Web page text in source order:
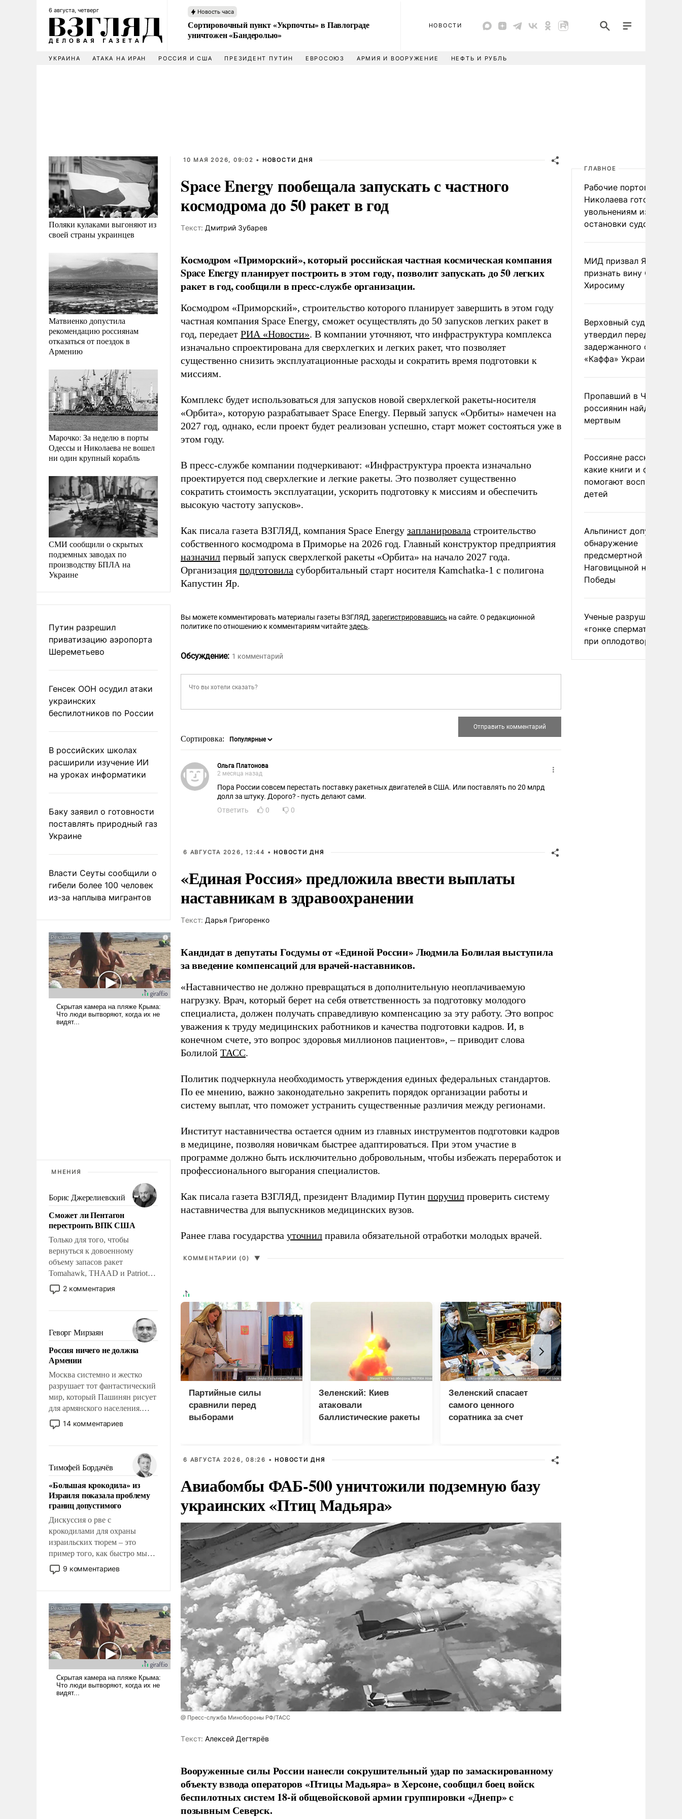
6 августа, четверг Новость часа
Сортировочный пункт «Укрпочты» в Павлограде
уничтожен «Бандеролью»
НОВОСТИ
УКРАИНА АТАКА НА ИРАН РОССИЯ И США ПРЕЗИДЕНТ ПУТИН ЕВРОСОЮЗ АРМИЯ И ВООРУЖЕНИЕ НЕФТЬ И РУБЛЬ
Поляки кулаками выгоняют из
своей страны украинцев
Матвиенко допустила
рекомендацию россиянам
отказаться от поездок в
Армению
Марочко: За неделю в порты
Одессы и Николаева не вошел
ни один крупный корабль
СМИ сообщили о скрытых
подземных заводах по
производству БПЛА на
Украине
Путин разрешил
приватизацию аэропорта
Шереметьево
Генсек ООН осудил атаки
украинских
беспилотников по России
В российских школах
расширили изучение ИИ
на уроках информатики
Баку заявил о готовности
поставлять природный газ
Украине
Власти Сеуты сообщили о
гибели более 100 человек
из-за наплыва мигрантов
МНЕНИЯ
Борис Джерелиевский
Сможет ли Пентагон
перестроить ВПК США
Только для того, чтобы
вернуться к довоенному
объему запасов ракет
Tomahawk, THAAD и Patriot
США потребуется более трех
лет. Даже небольшая война с
Сложившаяся ситуация
означает многолетний период
уязвимости США, например,
перед Китаем.
2 комментария
Геворг Мирзаян
Россия ничего не должна
Армении
Москва системно и жестко
разрушает тот фантастический
мир, который Пашинян рисует
для армянского населения.
Мир, где политические
прожекты будут безусловно
налогоплательщиков и где
Еревану за свои поступки не
нужно отвечать.
14 комментариев
Тимофей Бордачёв
«Большая крокодила» из
Израиля показала проблему
границ допустимого
Дискуссия о рве с
крокодилами для охраны
израильских тюрем – это
пример того, как быстро мы
двигаемся по пути
революционных изменений.
псевдонаучной фантастики,
стало всерьез обсуждаемой
идеей.
9 комментариев
10 МАЯ 2026, 09:02 • НОВОСТИ ДНЯ
Space Energy пообещала запускать с частного
космодрома до 50 ракет в год
Tекст: Дмитрий Зубарев
Космодром «Приморский», который российская частная космическая компания
Space Energy планирует построить в этом году, позволит запускать до 50 легких
ракет в год, сообщили в пресс-службе организации.
Космодром «Приморский», строительство которого планирует завершить в этом году
частная компания Space Energy, сможет осуществлять до 50 запусков легких ракет в
год, передает РИА «Новости». В компании уточняют, что инфраструктура комплекса
изначально спроектирована для сверхлегких и легких ракет, что позволяет
существенно снизить эксплуатационные расходы и сократить время подготовки к
миссиям.
Комплекс будет использоваться для запусков новой сверхлегкой ракеты-носителя
«Орбита», которую разрабатывает Space Energy. Первый запуск «Орбиты» намечен на
2027 год, однако, если проект будет реализован успешно, старт может состояться уже в
этом году.
В пресс-службе компании подчеркивают: «Инфраструктура проекта изначально
проектируется под сверхлегкие и легкие ракеты. Это позволяет существенно
сократить стоимость эксплуатации, ускорить подготовку к миссиям и обеспечить
высокую частоту запусков».
Как писала газета ВЗГЛЯД, компания Space Energy запланировала строительство
собственного космодрома в Приморье на 2026 год. Главный конструктор предприятия
назначил первый запуск сверхлегкой ракеты «Орбита» на начало 2027 года.
Организация подготовила суборбитальный старт носителя Kamchatka-1 с полигона
Капустин Яр.
Вы можете комментировать материалы газеты ВЗГЛЯД, зарегистрировавшись на сайте. О редакционной
политике по отношению к комментариям читайтездесь.
Обсуждение: 1 комментарий
Сортировка:
Ольга Платонова
2 месяца назад
Пора России совсем перестать поставку ракетных двигателей в США. Или поставлять по 20 млрд
долл за штуку. Дорого? - пусть делают сами.
Ответить
0 0
6 АВГУСТА 2026, 12:44 • НОВОСТИ ДНЯ
«Единая Россия» предложила ввести выплаты
наставникам в здравоохранении
Tекст: Дарья Григоренко
Кандидат в депутаты Госдумы от «Единой России» Людмила Болилая выступила
за введение компенсаций для врачей-наставников.
«Наставничество не должно превращаться в дополнительную неоплачиваемую
нагрузку. Врач, который берет на себя ответственность за подготовку молодого
специалиста, должен получать справедливую компенсацию за эту работу. Это вопрос
уважения к труду медицинских работников и качества подготовки кадров. И, в
конечном счете, это вопрос здоровья миллионов пациентов», – приводит слова
Болилой ТАСС.
Политик подчеркнула необходимость утверждения единых федеральных стандартов.
По ее мнению, важно законодательно закрепить порядок организации работы и
систему выплат, что поможет устранить существенные различия между регионами.
Институт наставничества остается одним из главных инструментов подготовки кадров
в медицине, позволяя новичкам быстрее адаптироваться. При этом участие в
программе должно быть исключительно добровольным, чтобы избежать переработок и
профессионального выгорания специалистов.
Как писала газета ВЗГЛЯД, президент Владимир Путин поручил проверить систему
наставничества для выпускников медицинских вузов.
Ранее глава государства уточнил правила обязательной отработки молодых врачей.
КОММЕНТАРИИ (0) ▼
Партийные силы
сравнили перед
выборами
Зеленский: Киев
атаковали
баллистические ракеты
Зеленский спасает
самого ценного
соратника за счет
6 АВГУСТА 2026, 08:26 • НОВОСТИ ДНЯ
Авиабомбы ФАБ-500 уничтожили подземную базу
украинских «Птиц Мадьяра»
@ Пресс-служба Минобороны РФ/ТАСС
Tекст: Алексей Дегтярёв
Вооруженные силы России нанесли сокрушительный удар по замаскированному
объекту взвода операторов «Птицы Мадьяра» в Херсоне, сообщил боец войск
беспилотных систем 18-й общевойсковой армии группировки «Днепр» с
позывным Северск.
ГЛАВНОЕ
Рабочие портов
Николаева готовятся к
увольнениям из-за
остановки судоходства
МИД призвал Японию
признать вину США за
Хиросиму
Верховный суд Швеции
утвердил передачу
задержанного
«Каффа» Украине
Пропавший в
россиянин найден
мертвым
Россияне рассказали,
какие книги и фильмы
помогают воспитывать
детей
Альпинист допустил
обнаружение
предсмертной записки
Наговицыной на пике
Победы
Ученые разрушили миф
«гонке
при оплодотворении